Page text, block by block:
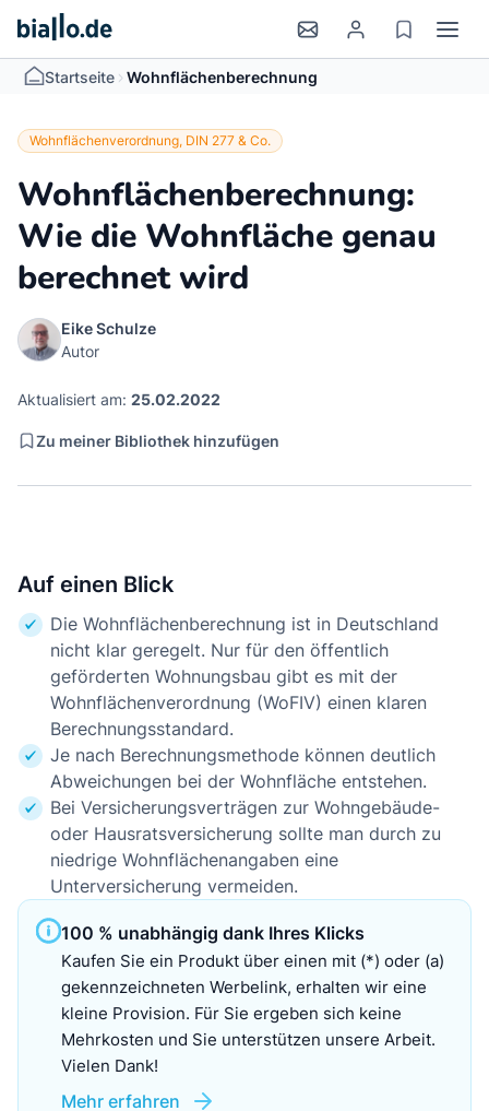
Startseite > Wohnflächenberechnung
Wohnflächenverordnung, DIN 277 & Co.
Wohnflächenberechnung:
Wie die Wohnfläche genau
berechnet wird
Eike Schulze
Autor
Aktualisiert am: 25.02.2022
Zu meiner Bibliothek hinzufügen
Auf einen Blick
Die Wohnflächenberechnung ist in Deutschland
nicht klar geregelt. Nur für den öffentlich
geförderten Wohnungsbau gibt es mit der
Wohnflächenverordnung (WoFIV) einen klaren
Berechnungsstandard.
Je nach Berechnungsmethode können deutlich
Abweichungen bei der Wohnfläche entstehen.
Bei Versicherungsverträgen zur Wohngebäude-
oder Hausratsversicherung sollte man durch zu
niedrige Wohnflächenangaben eine
Unterversicherung vermeiden.
100 % unabhängig dank Ihres Klicks
Kaufen Sie ein Produkt über einen mit (*) oder (a)
gekennzeichneten Werbelink, erhalten wir eine
kleine Provision. Für Sie ergeben sich keine
Mehrkosten und Sie unterstützen unsere Arbeit.
Vielen Dank!
Mehr erfahren